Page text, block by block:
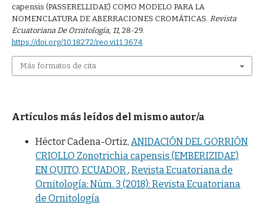
capensis (PASSERELLIDAE) COMO MODELO PARA LA
NOMENCLATURA DE ABERRACIONES CROMÁTICAS. Revista
Ecuatoriana De Ornitología, 11, 28-29.
https://doi.org/10.18272/reo.vi11.3674
Más formatos de cita
Artículos más leídos del mismo autor/a
Héctor Cadena-Ortiz, ANIDACIÓN DEL GORRIÓN
CRIOLLO Zonotrichia capensis (EMBERIZIDAE)
EN QUITO, ECUADOR, Revista Ecuatoriana de
Ornitología: Núm. 3 (2018): Revista Ecuatoriana
de Ornitología